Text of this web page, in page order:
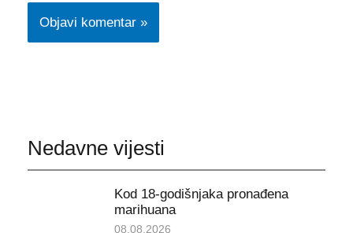
Nedavne vijesti
Kod 18-godišnjaka pronađena
marihuana
08.08.2026